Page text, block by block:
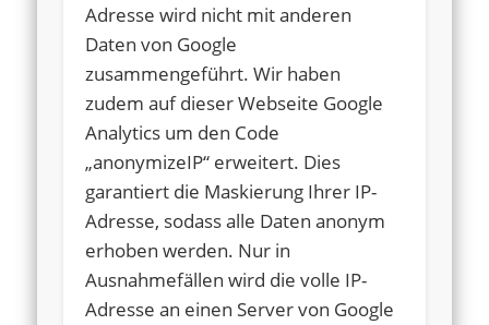
Adresse wird nicht mit anderen
Daten von Google
zusammengeführt. Wir haben
zudem auf dieser Webseite Google
Analytics um den Code
„anonymizeIP“ erweitert. Dies
garantiert die Maskierung Ihrer IP-
Adresse, sodass alle Daten anonym
erhoben werden. Nur in
Ausnahmefällen wird die volle IP-
Adresse an einen Server von Google